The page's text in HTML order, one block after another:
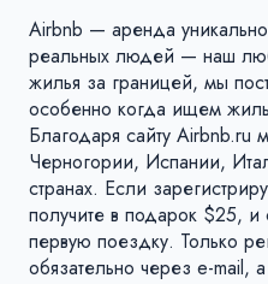
Airbnb — аренда
реальных людей — наш
жилья за границей, мы
особенно когда ищем
Благодаря сайту Airbnb.ru
Черногории, Испании,
странах. Если
получите в подарок $25, и
первую поездку. Только
обязательно через e-mail,